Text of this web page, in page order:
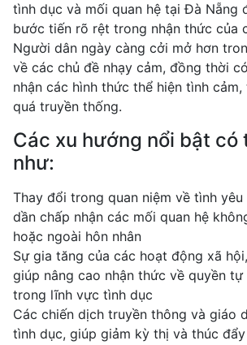
tình dục và mối quan hệ tại Đà Nẵng
bước tiến rõ rệt trong nhận thức của
Người dân ngày càng cởi mở hơn
về các chủ đề nhạy cảm, đồng thời
nhận các hình thức thể hiện tình
quá truyền thống.
Các xu hướng nổi bật có
như:
Thay đổi trong quan niệm về tình yêu
dần chấp nhận các mối quan hệ
hoặc ngoài hôn nhân
Sự gia tăng của các hoạt động xã
giúp nâng cao nhận thức về quyền tự
trong lĩnh vực tình dục
Các chiến dịch truyền thông và giáo
tình dục, giúp giảm kỳ thị và thúc